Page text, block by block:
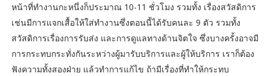
หน้าที่ทำงานกะหนึ่งก็ประมาณ 10-11 ชั่วโมง รวมทั้ง เรื่องสวัสดิการ
เช่นมีการแจกเสื้อให้ใส่ทำงานซึ่งตอนนี้ได้รับคนละ 9 ตัว รวมทั้ง
สวัสดิการเรื่องการรับส่ง และการดูแลทางด้านจิตใจ ซึ่งบางครั้งอาจมี
การกระทบกระทั่งกันระหว่างผู้มารับบริการและผู้ให้บริการ เราก็ต้อง
ฟังความทั้งสองฝ่าย แล้วทำการแก้ไข ถ้ามีเรื่องที่ทำให้กระทบ